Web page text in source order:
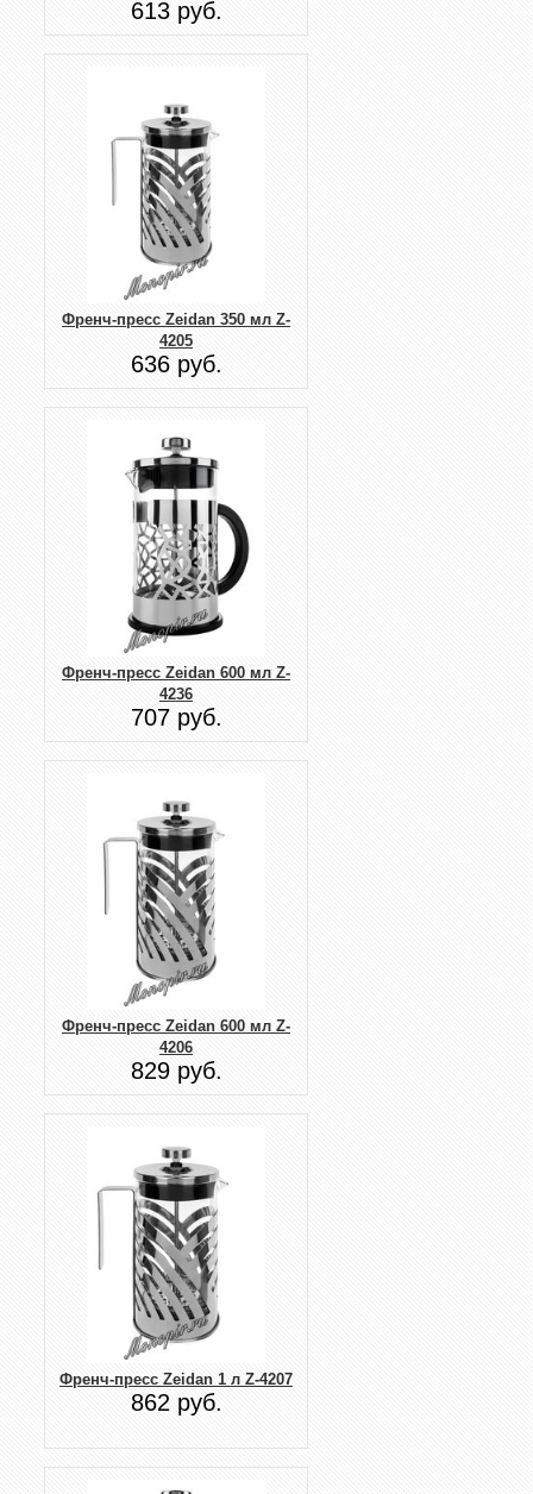
613 руб.
Френч-пресс Zeidan 350 мл Z-
4205
636 руб.
Френч-пресс Zeidan 600 мл Z-
4236
707 руб.
Френч-пресс Zeidan 600 мл Z-
4206
829 руб.
Френч-пресс Zeidan 1 л Z-4207
862 руб.